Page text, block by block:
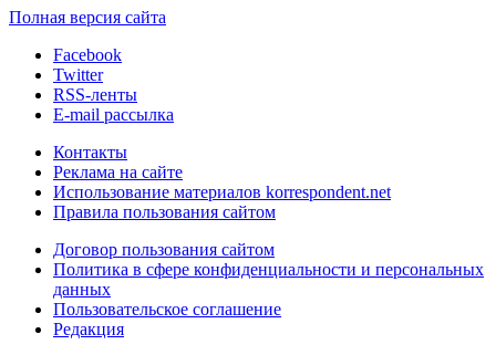
Полная версия сайта
Facebook
Twitter
RSS-ленты
E-mail рассылка
Контакты
Реклама на сайте
Использование материалов korrespondent.net
Правила пользования сайтом
Договор пользования сайтом
Политика в сфере конфиденциальности и персональных
данных
Пользовательское соглашение
Редакция